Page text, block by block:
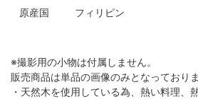
原産国 フィリピン
※撮影用の小物は付属しません。
販売商品は単品の画像のみとなっておりま
・天然木を使用している為、熱い料理、